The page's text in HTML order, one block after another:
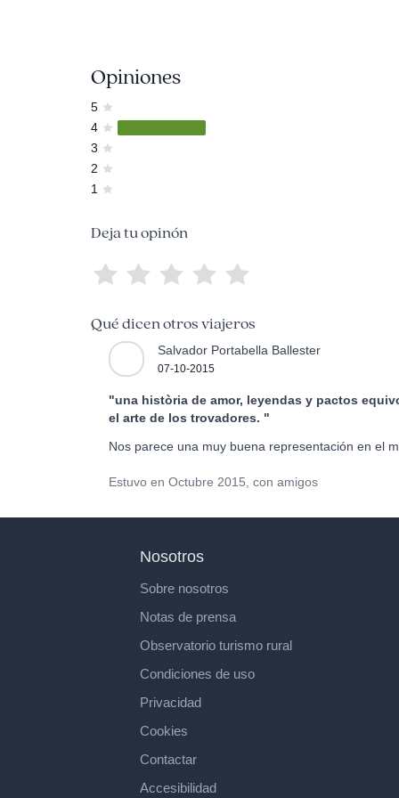
Opiniones
5
4
3
2
1
Deja tu opinón
Qué dicen otros viajeros
Salvador Portabella Ballester
07-10-2015
"una història de amor, leyendas y pactos
el arte de los trovadores. "
Nos parece una muy buena representación en el
Estuvo en Octubre 2015, con amigos
Nosotros
Sobre nosotros
Notas de prensa
Observatorio turismo rural
Condiciones de uso
Privacidad
Cookies
Contactar
Accesibilidad